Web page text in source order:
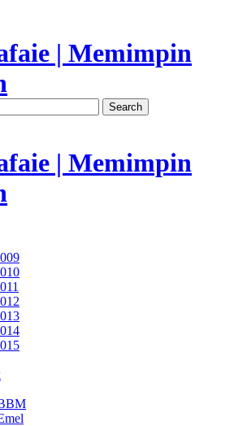
| Memimpin
Search
| Memimpin